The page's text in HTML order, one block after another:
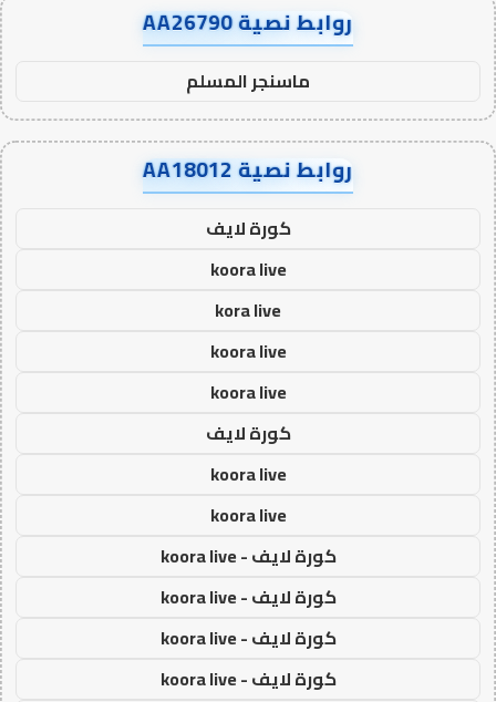
روابط نصية AA26790
ماسنجر المسلم
روابط نصية AA18012
كورة لايف
koora live
kora live
koora live
koora live
كورة لايف
koora live
koora live
كورة لايف - koora live
كورة لايف - koora live
كورة لايف - koora live
كورة لايف - koora live